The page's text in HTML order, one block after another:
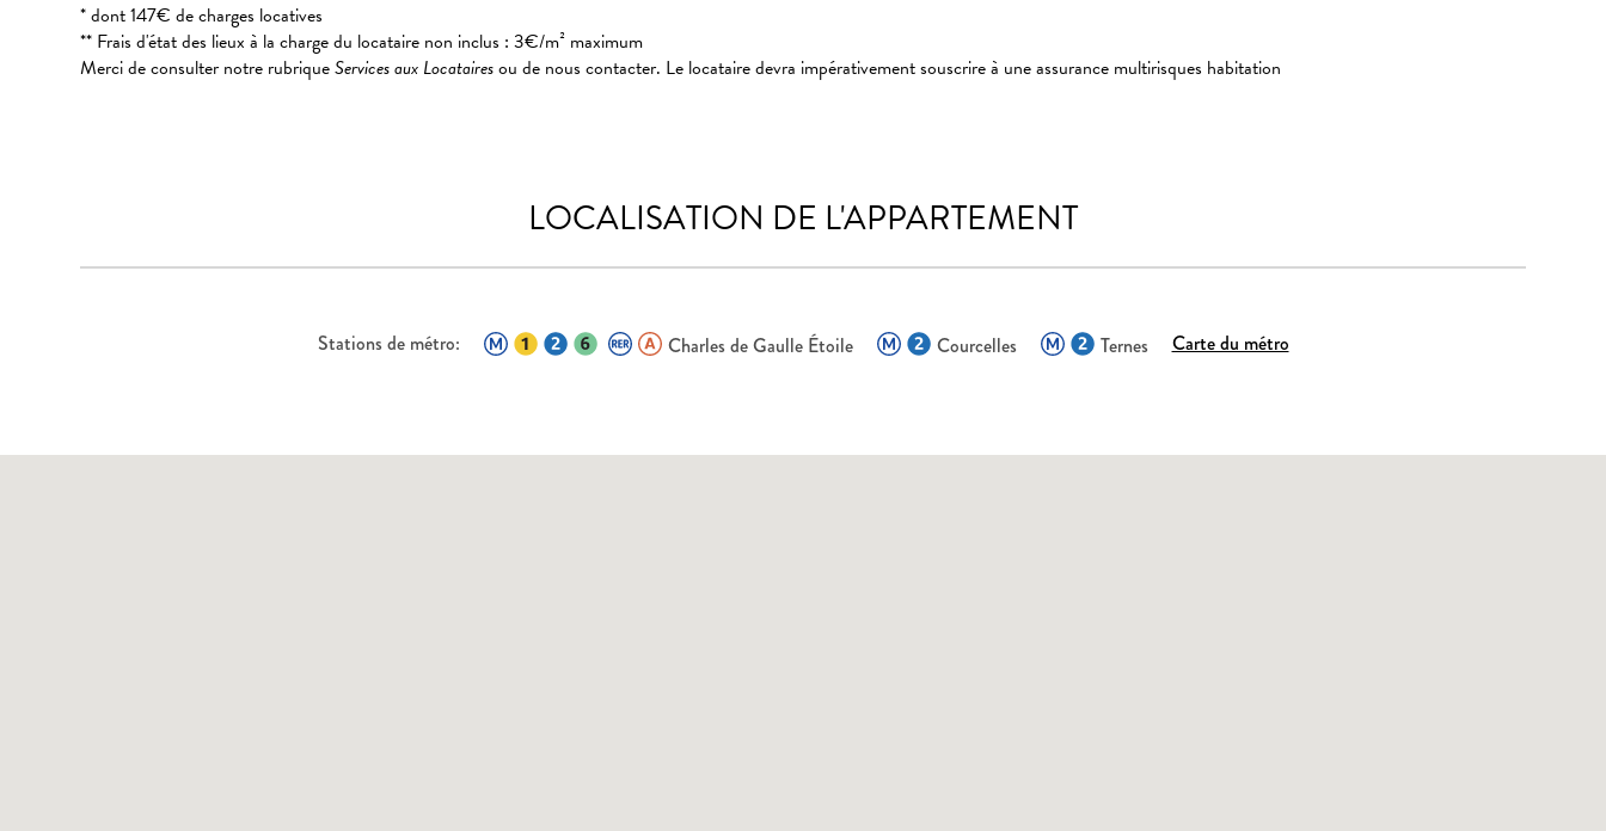
* dont 147€ de charges locatives
** Frais d'état des lieux à la charge du locataire non inclus : 3€/m² maximum
Merci de consulter notre rubriqueServices aux Locatairesou de nous contacter. Le locataire devra impérativement souscrire à une assurance multirisques habitation
LOCALISATION DE L'APPARTEMENT
Stations de métro: Charles de Gaulle Étoile Courcelles Ternes Carte du métro